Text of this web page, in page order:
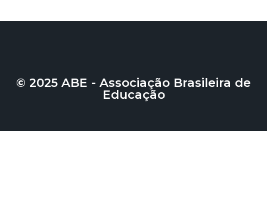
© 2025 ABE - Associação Brasileira de
Educação